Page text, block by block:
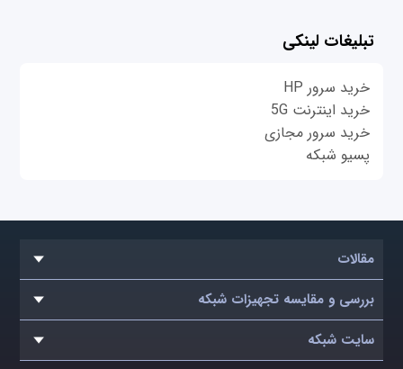
تبلیغات لینکی
خرید سرور HP
خرید اینترنت 5G
خرید سرور مجازی
پسیو شبکه
مقالات
بررسی و مقایسه تجهیزات شبکه
سایت شبکه